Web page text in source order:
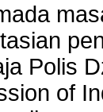
Polis
of